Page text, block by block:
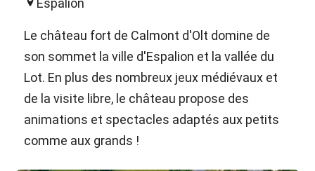
Le château fort de Calmont d'Olt domine de
son sommet la ville d'Espalion et la vallée du
Lot. En plus des nombreux jeux médiévaux et
de la visite libre, le château propose des
animations et spectacles adaptés aux petits
comme aux grands !